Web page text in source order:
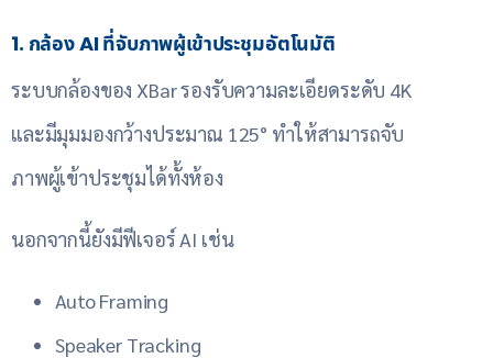
1. กล้อง AI ที่จับภาพผู้เข้าประชุมอัตโนมัติ
ระบบกล้องของ XBar รองรับความละเอียดระดับ 4K
และมีมุมมองกว้างประมาณ 125° ทำให้สามารถจับ
ภาพผู้เข้าประชุมได้ทั้งห้อง
นอกจากนี้ยังมีฟีเจอร์ AI เช่น
Auto Framing
Speaker Tracking